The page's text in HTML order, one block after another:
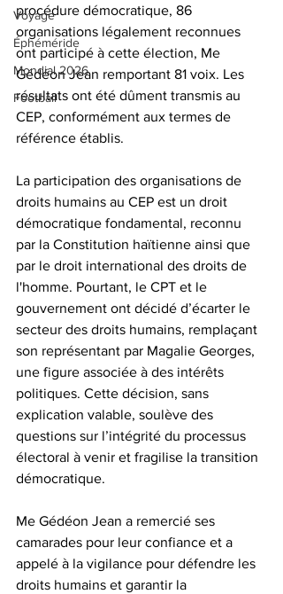
Voyage
Éphéméride
Mondial 2026
Football
procédure démocratique, 86
organisations légalement reconnues
ont participé à cette élection, Me
Gédéon Jean remportant 81 voix. Les
résultats ont été dûment transmis au
CEP, conformément aux termes de
référence établis.
La participation des organisations de
droits humains au CEP est un droit
démocratique fondamental, reconnu
par la Constitution haïtienne ainsi que
par le droit international des droits de
l'homme. Pourtant, le CPT et le
gouvernement ont décidé d’écarter le
secteur des droits humains, remplaçant
son représentant par Magalie Georges,
une figure associée à des intérêts
politiques. Cette décision, sans
explication valable, soulève des
questions sur l’intégrité du processus
électoral à venir et fragilise la transition
démocratique.
Me Gédéon Jean a remercié ses
camarades pour leur confiance et a
appelé à la vigilance pour défendre les
droits humains et garantir la